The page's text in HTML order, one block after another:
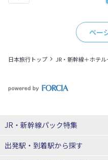
ペー
日本旅行トップ JR・新幹線＋ホテ
JR・新幹線パック特集
JR・新幹線＋ホテルパック
出発駅・到着駅から探す